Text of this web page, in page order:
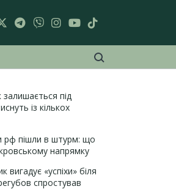
залишається під
із кількох
рф пішли в штурм: що
напрямку
вигадує «успіхи» біля
спростував